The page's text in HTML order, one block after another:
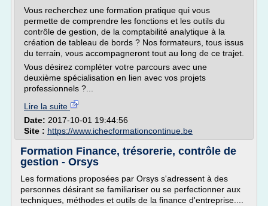
Vous recherchez une formation pratique qui vous
permette de comprendre les fonctions et les outils du
contrôle de gestion, de la comptabilité analytique à la
création de tableau de bords ? Nos formateurs, tous issus
du terrain, vous accompagneront tout au long de ce trajet.
Vous désirez compléter votre parcours avec une
deuxième spécialisation en lien avec vos projets
professionnels ?...
Lire la suite
Date: 2017-10-01 19:44:56
Site : https://www.ichecformationcontinue.be
Formation Finance, trésorerie, contrôle de
gestion - Orsys
Les formations proposées par Orsys s'adressent à des
personnes désirant se familiariser ou se perfectionner aux
techniques, méthodes et outils de la finance d'entreprise....